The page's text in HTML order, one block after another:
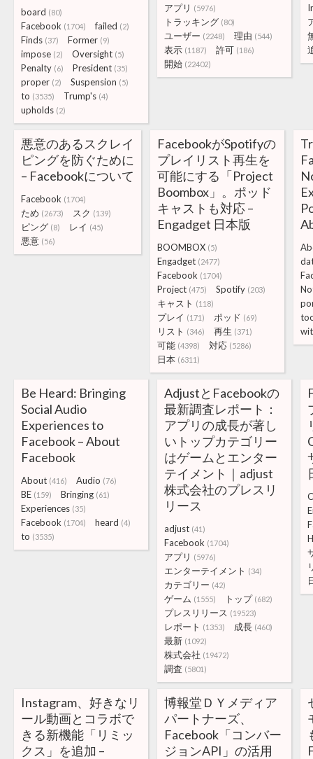
board (80)
Facebook (1704) failed (2)
Finds (37) Former (9)
impose (2) Oversight (5)
Penalty (6) President (35)
proper (2) Suspension (5)
to (3535) Trump's (4)
upholds (2)
アプリ (5976)
トラッキング (80)
ユーザー (2248) 理由 (544)
表示 (1187) 許可 (186)
開始 (22402)
悪意のあるスクレイ
ピングを防ぐために
– Facebookについて
Facebook (1704)
ため (2673) スク (139)
ピング (8) レイ (45)
悪意 (56)
FacebookがSpotifyの
プレイリスト再生を
可能にする「Project
Boombox」。ポッド
キャストも対応 –
Engadget 日本版
BOOMBOX (5)
Engadget (2477)
Facebook (1704)
Project (475) Spotify (203)
キャスト (118)
プレイ (171) ポッド (69)
リスト (346) 再生 (371)
可能 (4398) 対応 (5286)
日本 (6311)
Be Heard: Bringing
Social Audio
Experiences to
Facebook – About
Facebook
About (416) Audio (76)
BE (159) Bringing (61)
Experiences (35)
Facebook (1704) heard (4)
to (3535)
AdjustとFacebookの
最新調査レポート：
アプリの成長が著し
いトップカテゴリー
はゲームとエンター
テイメント｜adjust
株式会社のプレスリ
リース
adjust (41)
Facebook (1704)
アプリ (5976)
エンターテイメント (34)
カテゴリー (42)
ゲーム (1555) トップ (682)
プレスリリース (19523)
レポート (1353) 成長 (460)
最新 (1092)
株式会社 (19472)
調査 (5801)
Instagram、好きなリ
ール動画とコラボで
きる新機能「リミッ
クス」を追加 –
博報堂ＤＹメディア
パートナーズ、
Facebook「コンバー
ジョンAPI」の活用